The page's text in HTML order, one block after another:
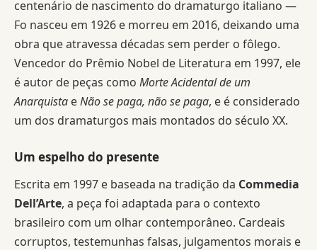
centenário de nascimento do dramaturgo italiano —
Fo nasceu em 1926 e morreu em 2016, deixando uma
obra que atravessa décadas sem perder o fôlego.
Vencedor do Prêmio Nobel de Literatura em 1997, ele
é autor de peças como Morte Acidental de um
Anarquista eNão se paga, não se paga, e é considerado
um dos dramaturgos mais montados do século XX.
Um espelho do presente
Escrita em 1997 e baseada na tradição da Commedia
Dell’Arte, a peça foi adaptada para o contexto
brasileiro com um olhar contemporâneo. Cardeais
corruptos, testemunhas falsas, julgamentos morais e